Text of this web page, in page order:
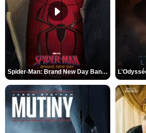
Spider-Man: Brand New Day Bande-annonce VO STFR